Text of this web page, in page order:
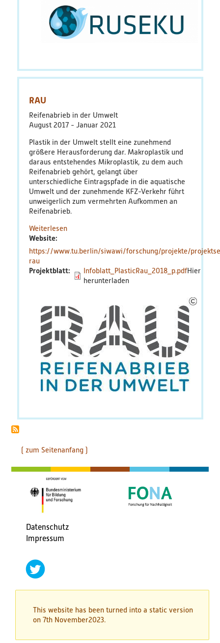
RAU
Reifenabrieb in der Umwelt
August 2017
Januar 2021
Plastik in der Umwelt stellt eine zunehmend
größere Herausforderung dar. Makroplastik und
daraus entstehendes Mikroplastik, zu dem auch
Reifenabrieb gehört, gelangt über
unterschiedliche Eintragspfade in die aquatische
Umwelt und der zunehmende KFZ-Verkehr führt
unweigerlich zum vermehrten Aufkommen an
Reifenabrieb.
Weiterlesenüber
Website
https://www.tu.berlin/siwawi/forschung/projekte/
rau
Projektblatt
Infoblatt_PlasticRau_2018_p.pdf
( zum Seitenanfang )
Fußbereichsmenü
Datenschutz
Impressum
social
networks
This website has been turned into a static version
on 7th November2023.